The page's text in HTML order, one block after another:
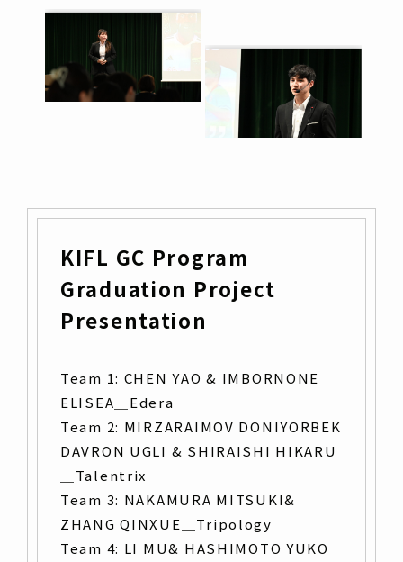
KIFL GC Program
Graduation Project
Presentation
Team 1: CHEN YAO & IMBORNONE
ELISEA＿Edera
Team 2: MIRZARAIMOV DONIYORBEK
DAVRON UGLI & SHIRAISHI HIKARU
＿Talentrix
Team 3: NAKAMURA MITSUKI&
ZHANG QINXUE＿Tripology
Team 4: LI MU& HASHIMOTO YUKO